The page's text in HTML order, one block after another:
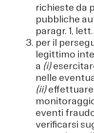
richieste da
pubbliche
paragr. 1,
per il
legittimo
a (i)
nelle
(ii)effettuare
eventi
verificarsi